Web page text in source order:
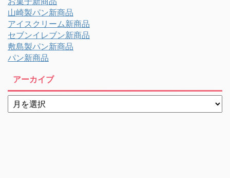
山崎製パン新商品
アイスクリーム新商品
セブンイレブン新商品
敷島製パン新商品
パン新商品
アーカイブ